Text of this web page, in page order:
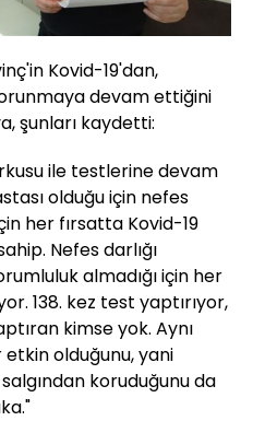
Kovid-19'dan,
devam ettiğini
şunları kaydetti:
ile testlerine devam
olduğu için nefes
her fırsatta Kovid-19
Nefes darlığı
almadığı için her
138. kez test yaptırıyor,
kimse yok. Aynı
etkin olduğunu, yani
koruduğunu da